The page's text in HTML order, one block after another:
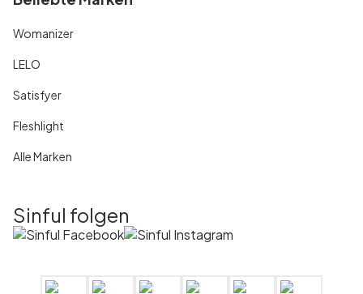
Womanizer
LELO
Satisfyer
Fleshlight
Alle Marken
Sinful folgen